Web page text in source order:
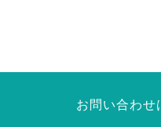
申し込みスタートです
【
お問い合わせ